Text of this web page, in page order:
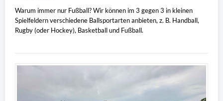
Warum immer nur Fußball? Wir können im 3 gegen 3 in kleinen
Spielfeldern verschiedene Ballsportarten anbieten, z. B. Handball,
Rugby (oder Hockey), Basketball und Fußball.